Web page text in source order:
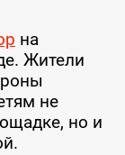
на
Жители
не
но и